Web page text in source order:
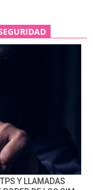
Y LLAMADAS